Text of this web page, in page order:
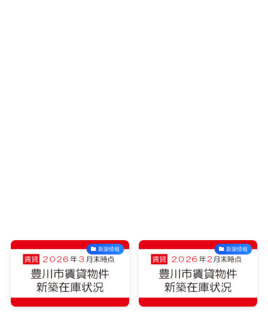
新築情報 新築情報